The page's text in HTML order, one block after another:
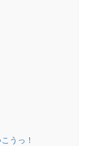
うっ！